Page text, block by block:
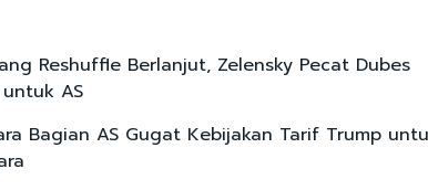
Reshuffle Berlanjut, Zelensky Pecat Dubes
AS
Bagian AS Gugat Kebijakan Tarif Trump